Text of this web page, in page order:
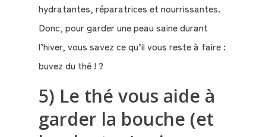
hydratantes, réparatrices et nourrissantes.
Donc, pour garder une peau saine durant
l’hiver, vous savez ce qu’il vous reste à faire :
buvez du thé ! ?
5) Le thé vous aide à
garder la bouche (et